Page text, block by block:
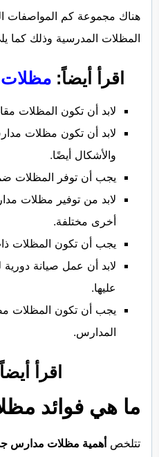
هناك مجموعة كم المواصفات
المظلات المدرسية وذلك كما
اقرأ أيضاً:مظلات
لابد أن تكون المظلات
لابد أن تكون مظلات
والأشكال أيضًا.
يجب أن توفر المظلات
لابد من توفير مظلات
أخرى مختلفة.
يجب أن تكون المظلات
لابد أن عمل صيانة
عليها.
يجب أن تكون المظلات
المدارس.
اقرأ
ما هي فوائد
تتلخص أهمية مظلات مدارس